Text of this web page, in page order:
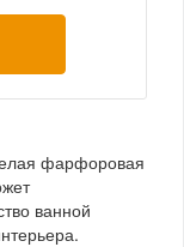
фарфоровая
ванной